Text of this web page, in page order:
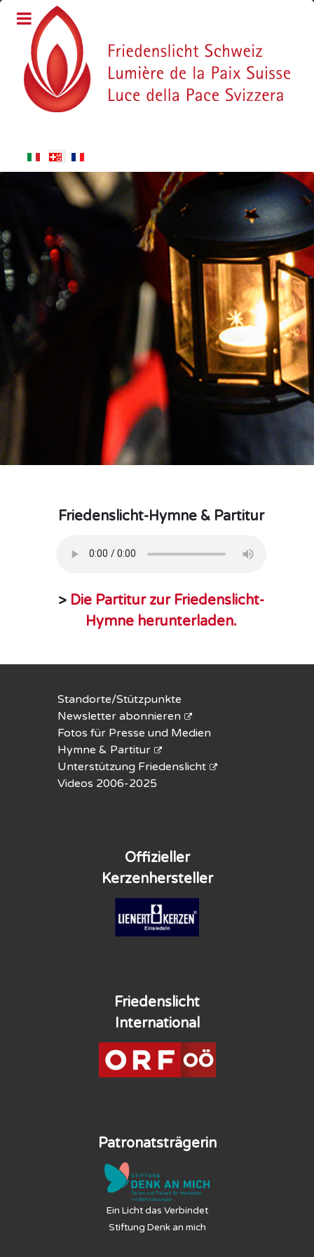
Sprache auswählen
Friedenslicht-Hymne & Partitur
> Die Partitur zur Friedenslicht-
Hymne herunterladen.
Standorte/Stützpunkte
Newsletter abonnieren
Fotos für Presse und Medien
Hymne & Partitur
Unterstützung Friedenslicht
Videos 2006-2025
Offizieller
Kerzenhersteller
Friedenslicht
International
Patronatsträgerin
Ein Licht das Verbindet
Stiftung Denk an mich